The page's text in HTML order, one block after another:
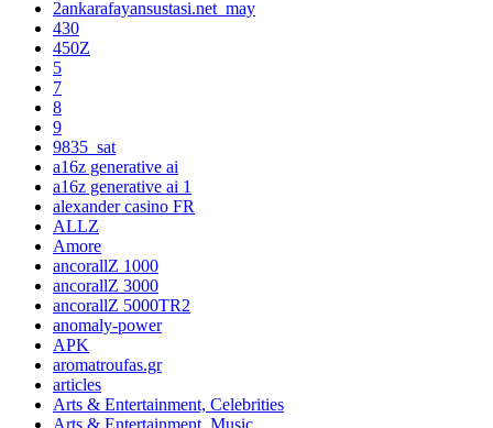
2ankarafayansustasi.net_may
430
450Z
5
7
8
9
9835_sat
a16z generative ai
a16z generative ai 1
alexander casino FR
ALLZ
Amore
ancorallZ 1000
ancorallZ 3000
ancorallZ 5000TR2
anomaly-power
APK
aromatroufas.gr
articles
Arts & Entertainment, Celebrities